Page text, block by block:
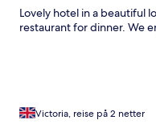
Lovely hotel in a beautiful
restaurant for dinner. We
Victoria, reise på 2 netter